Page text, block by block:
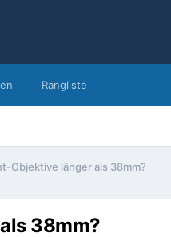
Rangliste
Objektive länger als 38mm?
38mm?